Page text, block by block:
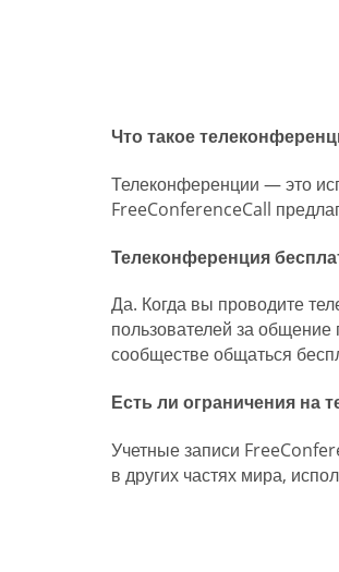
Что такое
Телеконференции — это
FreeConferenceCall
Телеконференция
Да. Когда вы проводите
пользователей за
сообществе общаться
Есть ли ограничения на
Учетные записи
в других частях мира,